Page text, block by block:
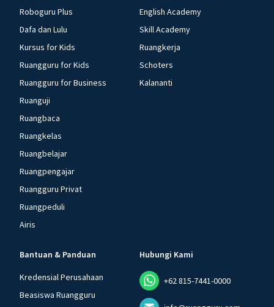
Roboguru Plus
Dafa dan Lulu
Kursus for Kids
Ruangguru for Kids
Ruangguru for Business
Ruanguji
Ruangbaca
Ruangkelas
Ruangbelajar
Ruangpengajar
Ruangguru Privat
Ruangpeduli
Airis
English Academy
Skill Academy
Ruangkerja
Schoters
Kalananti
Bantuan & Panduan
Kredensial Perusahaan
Beasiswa Ruangguru
Hubungi Kami
+62 815-7441-0000